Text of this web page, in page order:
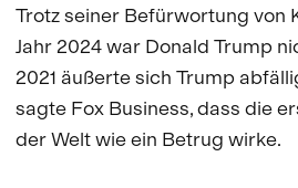
Trotz seiner Befürwortung von
Jahr 2024 war Donald Trump
2021 äußerte sich Trump
sagte Fox Business, dass die
der Welt wie ein Betrug wirke.